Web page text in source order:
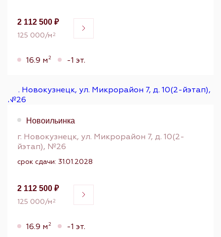
2 112 500 ₽
125 000/м2
16.9 м2 -1 эт.
Новоильинка
г. Новокузнецк, ул. Микрорайон 7, д. 10(2-
йэтап), №26
срок сдачи: 31.01.2028
2 112 500 ₽
125 000/м2
16.9 м2 -1 эт.